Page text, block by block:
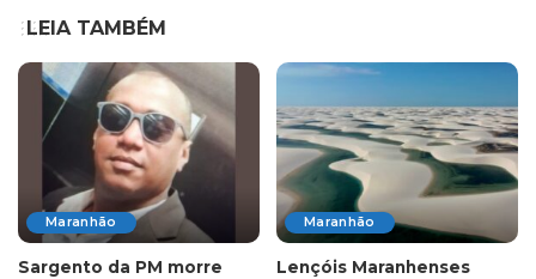
LEIA TAMBÉM
Maranhão
Sargento da PM morre
Maranhão
Lençóis Maranhenses